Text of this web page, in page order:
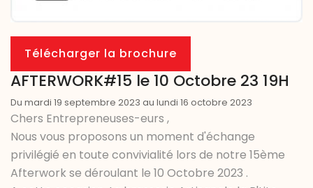
Télécharger la brochure
AFTERWORK#15 le 10 Octobre 23 19H
Du mardi 19 septembre 2023 au lundi 16 octobre 2023
Chers Entrepreneuses-eurs ,
Nous vous proposons un moment d'échange
privilégié en toute convivialité lors de notre 15ème
Afterwork se déroulant le 10 Octobre 2023 .